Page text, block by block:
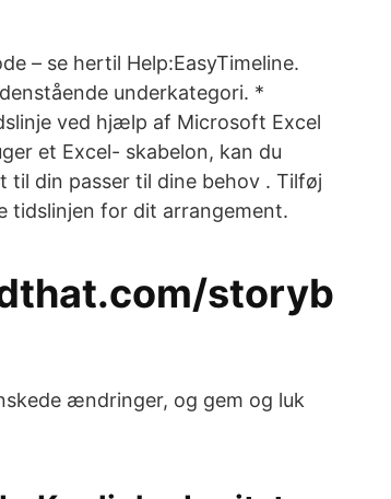
– se hertil Help:EasyTimeline.
underkategori. *
ved hjælp af Microsoft Excel
et Excel- skabelon, kan du
til din passer til dine behov . Tilføj
tidslinjen for dit arrangement.
storyb
ændringer, og gem og luk